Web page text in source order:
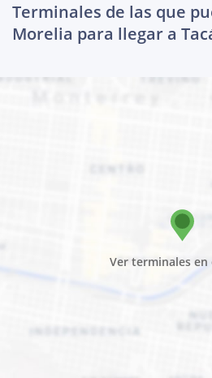
Terminales de las que
Morelia para llegar a
Ver terminales en